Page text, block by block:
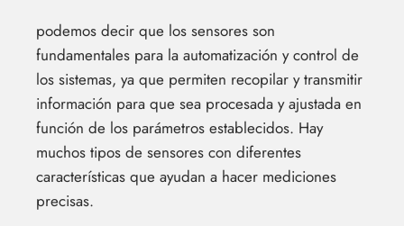
podemos decir que los sensores son
fundamentales para la automatización y control de
los sistemas, ya que permiten recopilar y transmitir
información para que sea procesada y ajustada en
función de los parámetros establecidos. Hay
muchos tipos de sensores con diferentes
características que ayudan a hacer mediciones
precisas.